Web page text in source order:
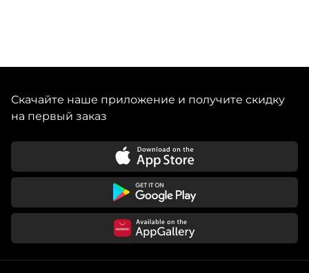
Скачайте наше приложение и получите скидку
на первый заказ